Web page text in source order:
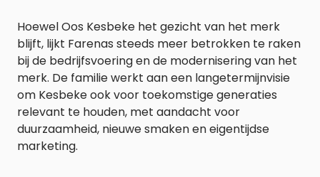
Hoewel Oos Kesbeke het gezicht van het merk
blijft, lijkt Farenas steeds meer betrokken te raken
bij de bedrijfsvoering en de modernisering van het
merk. De familie werkt aan een langetermijnvisie
om Kesbeke ook voor toekomstige generaties
relevant te houden, met aandacht voor
duurzaamheid, nieuwe smaken en eigentijdse
marketing.